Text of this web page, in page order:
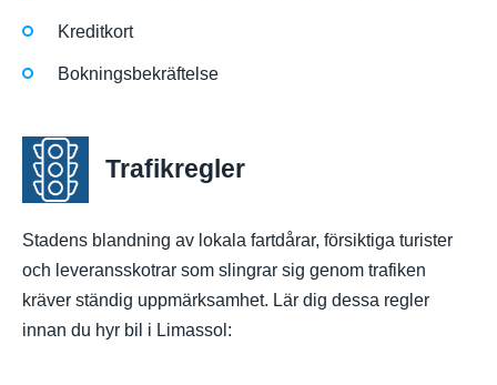
Kreditkort
Bokningsbekräftelse
Trafikregler
Stadens blandning av lokala fartdårar, försiktiga turister
och leveransskotrar som slingrar sig genom trafiken
kräver ständig uppmärksamhet. Lär dig dessa regler
innan du hyr bil i Limassol: